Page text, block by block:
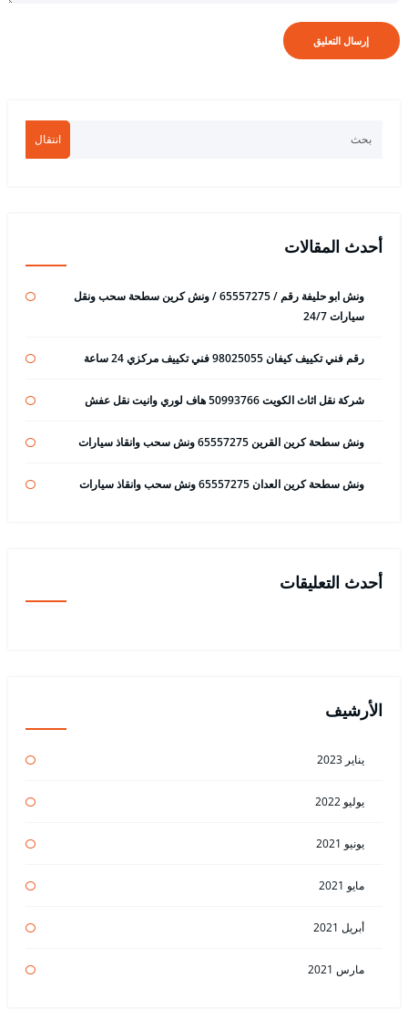
انتقال
أحدث المقالات
ونش ابو حليفة رقم / 65557275 / ونش كرين سطحة سحب ونقل
سيارات 24/7
رقم فني تكييف كيفان 98025055 فني تكييف مركزي 24 ساعة
شركة نقل اثاث الكويت 50993766 هاف لوري وانيت نقل عفش
ونش سطحة كرين القرين 65557275 ونش سحب وانقاذ سيارات
ونش سطحة كرين العدان 65557275 ونش سحب وانقاذ سيارات
أحدث التعليقات
الأرشيف
يناير 2023
يوليو 2022
يونيو 2021
مايو 2021
أبريل 2021
مارس 2021